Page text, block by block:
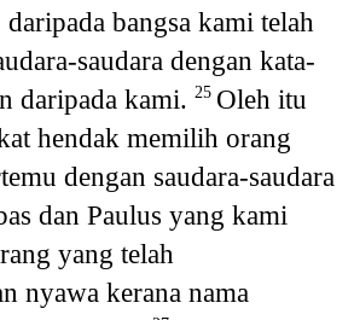
bangsa kami telah
saudara dengan kata-
daripada kami. 25 Oleh itu
hendak memilih orang
dengan saudara-saudara
dan Paulus yang kami
yang telah
nyawa kerana nama